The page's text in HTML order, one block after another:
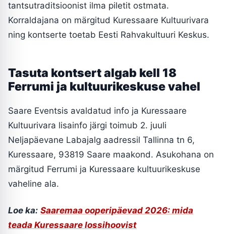
tantsutraditsioonist ilma piletit ostmata.
Korraldajana on märgitud Kuressaare Kultuurivara
ning kontserte toetab Eesti Rahvakultuuri Keskus.
Tasuta kontsert algab kell 18
Ferrumi ja kultuurikeskuse vahel
Saare Eventsis avaldatud info ja Kuressaare
Kultuurivara lisainfo järgi toimub 2. juuli
Neljapäevane Labajalg aadressil Tallinna tn 6,
Kuressaare, 93819 Saare maakond. Asukohana on
märgitud Ferrumi ja Kuressaare kultuurikeskuse
vaheline ala.
Loe ka: Saaremaa ooperipäevad 2026: mida
teada Kuressaare lossihoovist